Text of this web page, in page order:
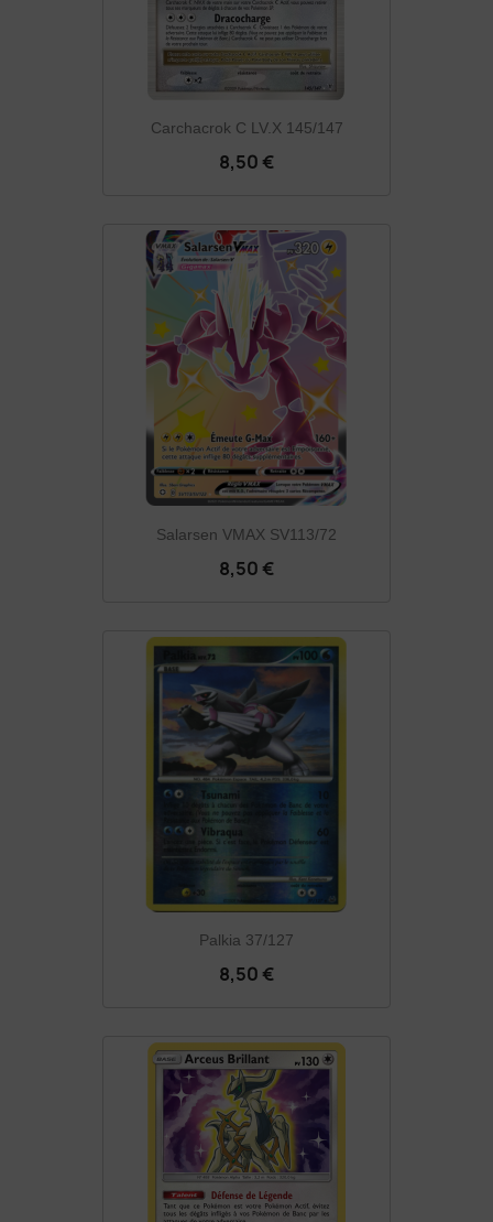
Carchacrok C LV.X 145/147
8,50 €
Salarsen VMAX SV113/72
8,50 €
Palkia 37/127
8,50 €